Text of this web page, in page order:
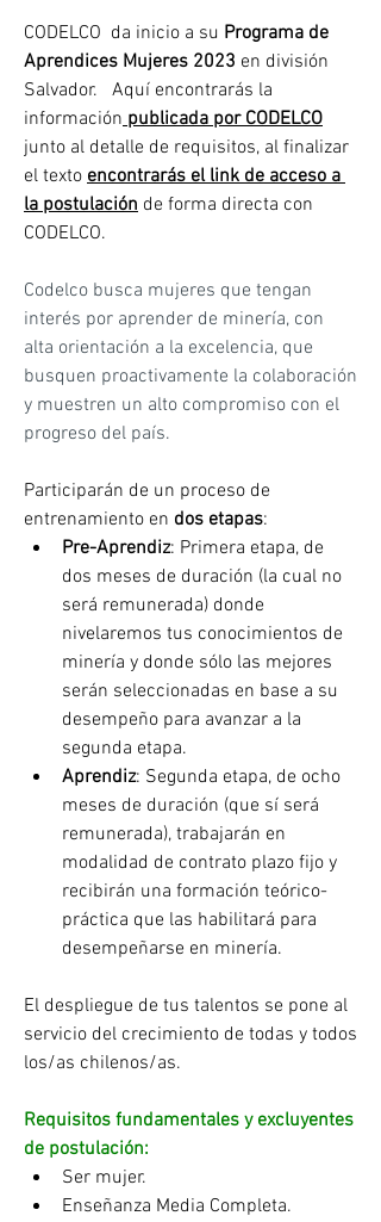
CODELCO  da inicio a su Programa de
Aprendices Mujeres 2023 en división
Salvador.   Aquí encontrarás la
información publicada por CODELCO
junto al detalle de requisitos, al finalizar
el texto encontrarás el link de acceso a
la postulación de forma directa con
CODELCO.
Codelco busca mujeres que tengan
interés por aprender de minería, con
alta orientación a la excelencia, que
busquen proactivamente la colaboración
y muestren un alto compromiso con el
progreso del país.
Participarán de un proceso de
entrenamiento en dos etapas:
Pre-Aprendiz: Primera etapa, de
dos meses de duración (la cual no
será remunerada) donde
nivelaremos tus conocimientos de
minería y donde sólo las mejores
serán seleccionadas en base a su
desempeño para avanzar a la
segunda etapa.
Aprendiz: Segunda etapa, de ocho
meses de duración (que sí será
remunerada), trabajarán en
modalidad de contrato plazo fijo y
recibirán una formación teórico-
práctica que las habilitará para
desempeñarse en minería.
El despliegue de tus talentos se pone al
servicio del crecimiento de todas y todos
los/as chilenos/as.
Requisitos fundamentales y excluyentes
de postulación:
Ser mujer.
Enseñanza Media Completa.